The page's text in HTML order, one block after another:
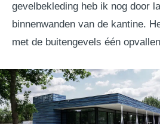
gevelbekleding heb ik nog door
binnenwanden van de kantine.
met de buitengevels één